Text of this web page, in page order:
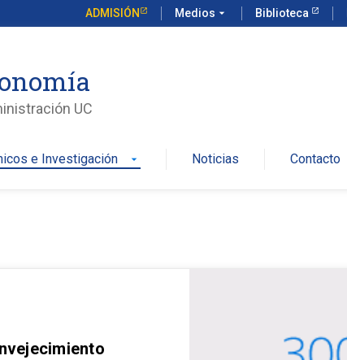
ADMISIÓN Medios arrow_drop_down Biblioteca
UC
e Investigación arrow_drop_down Noticias Contacto